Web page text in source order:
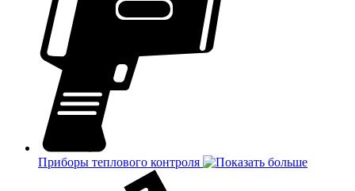
Приборы теплового контроля